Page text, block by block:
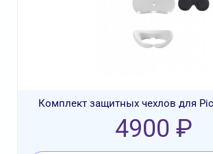
Комплект защитных чехлов для
4900 ₽